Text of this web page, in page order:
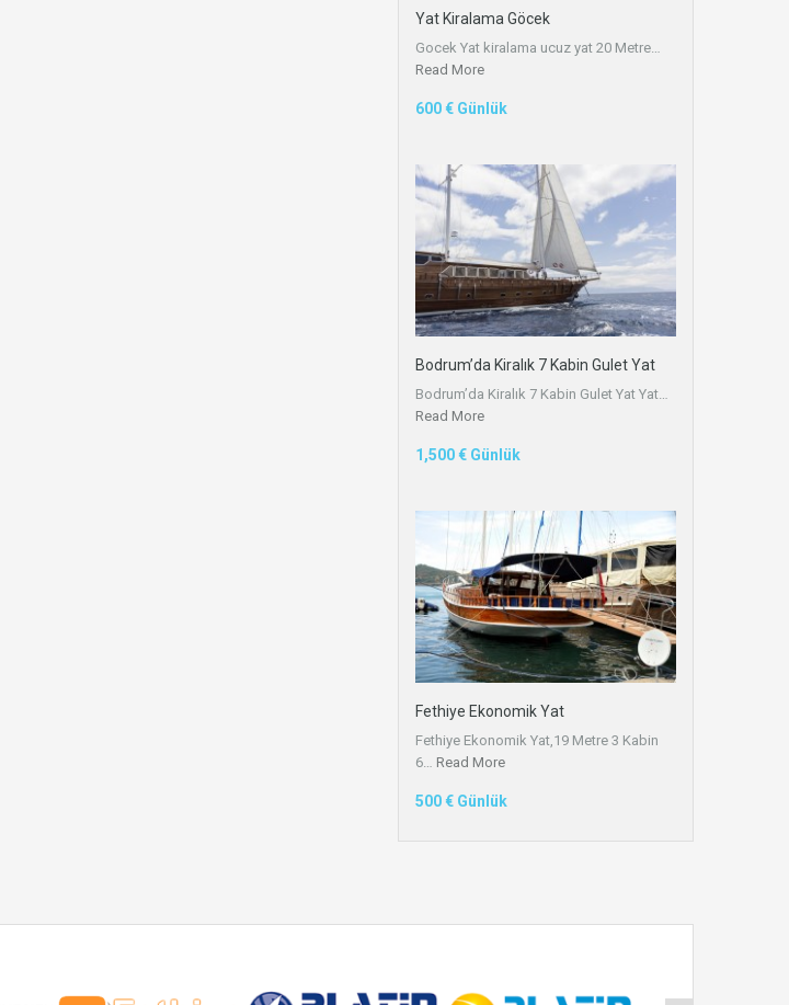
Yat Kiralama Göcek
Gocek Yat kiralama ucuz yat 20 Metre…
Read More
600 € Günlük
Bodrum’da Kiralık 7 Kabin Gulet Yat
Bodrum’da Kiralık 7 Kabin Gulet Yat Yat…
Read More
1,500 € Günlük
Fethiye Ekonomik Yat
Fethiye Ekonomik Yat,19 Metre 3 Kabin
6… Read More
500 € Günlük